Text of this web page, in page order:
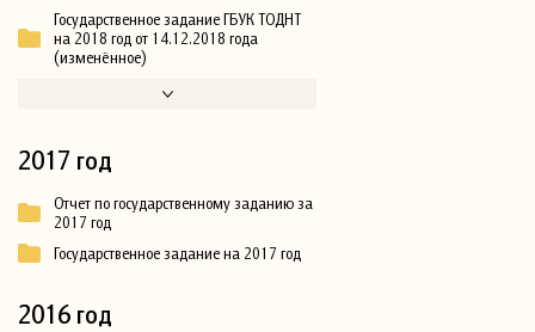
Государственное задание ГБУК ТОДНТ
на 2018 год от 14.12.2018 года
(изменённое)
2017 год
Отчет по государственному заданию за
2017 год
Государственное задание на 2017 год
2016 год